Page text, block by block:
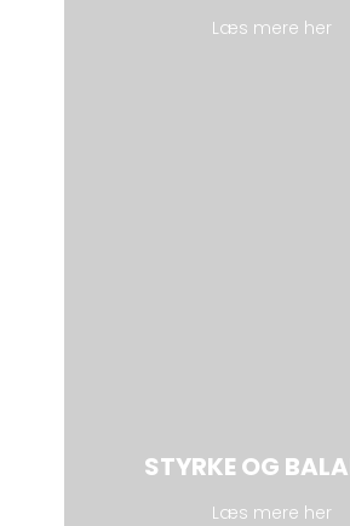
Læs mere her
STYRKE OG
Læs mere her